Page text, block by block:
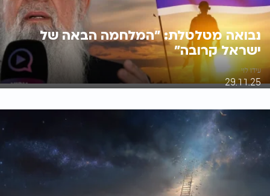
נבואה מטלטלת: "המלחמה הבאה של
ישראל קרובה"
עידו לוי
29.11.25